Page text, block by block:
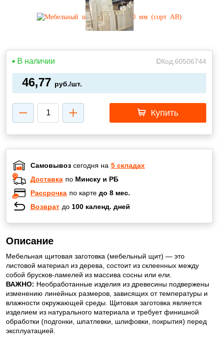
В наличии Код:60506744
46,77 руб./шт.
Купить
Самовывоз сегодня на 5 складах
Доставка по Минску и РБ
Рассрочка по карте до 8 мес.
Возврат до 100 календ. дней
Описание
Мебельная щитовая заготовка (мебельный щит) — это
листовой материал из дерева, состоит из склеенных между
собой брусков-ламелей из массива сосны или ели.
ВАЖНО: Необработанные изделия из древесины подвержены
изменению линейных размеров, зависящих от температуры и
влажности окружающей среды. Щитовая заготовка является
изделием из натурального материала и требует финишной
обработки (подгонки, шпатлевки, шлифовки, покрытия) перед
эксплуатацией.